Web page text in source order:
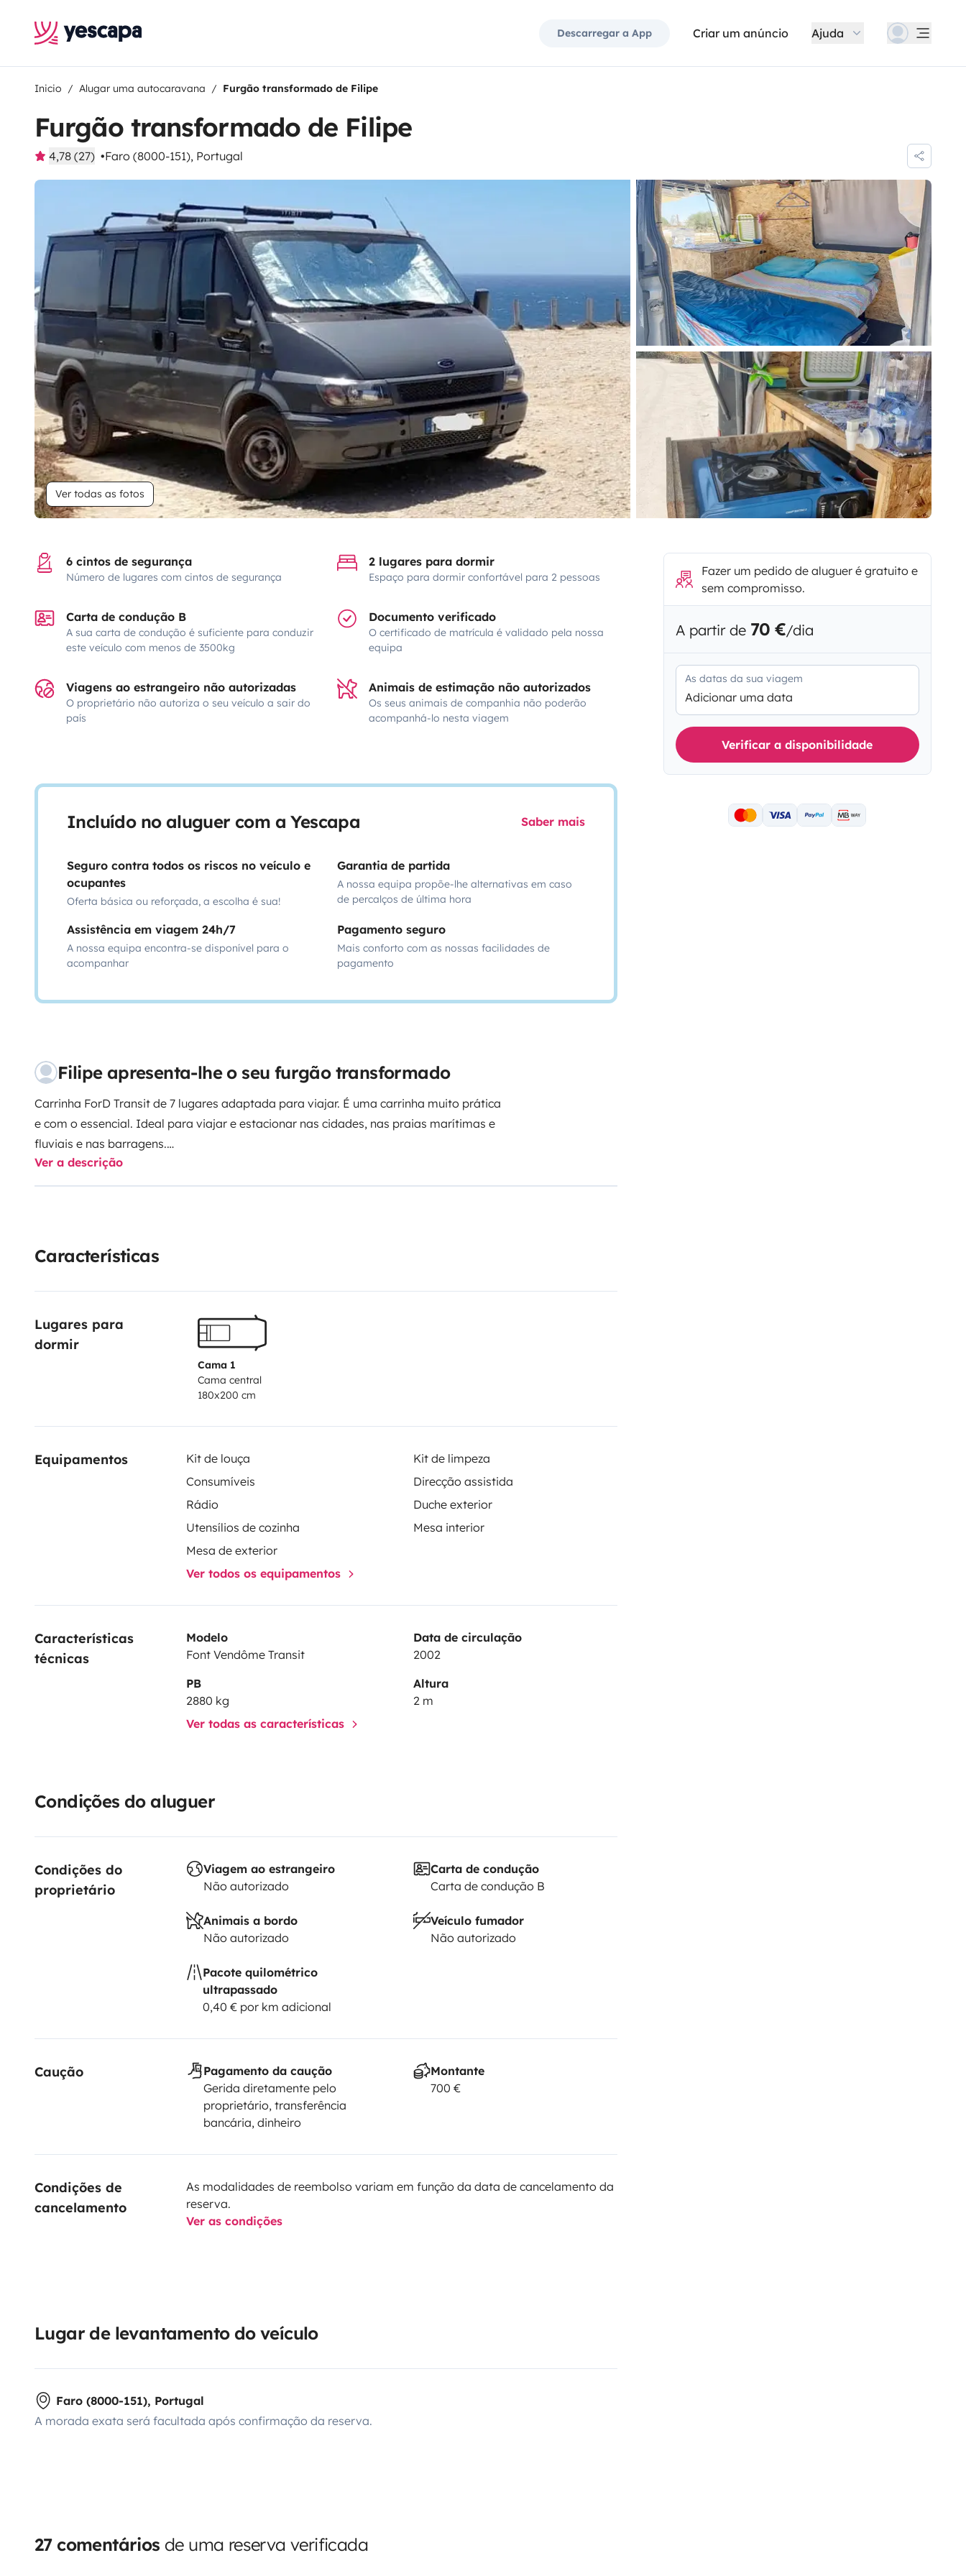
Descarregar a App Criar um anúncio Ajuda
Inicio Alugar uma autocaravana Furgão transformado de Filipe
Furgão transformado de Filipe
4,78 (27) Faro (8000-151), Portugal
Ver todas as fotos
6 cintos de segurança
Número de lugares com cintos de segurança
2 lugares para dormir
Espaço para dormir confortável para 2 pessoas
Carta de condução B
A sua carta de condução é suficiente para conduzir
este veículo com menos de 3500kg
Documento verificado
O certificado de matrícula é validado pela nossa
equipa
Viagens ao estrangeiro não autorizadas
O proprietário não autoriza o seu veículo a sair do
país
Animais de estimação não autorizados
Os seus animais de companhia não poderão
acompanhá-lo nesta viagem
Incluído no aluguer com a Yescapa Saber mais
Seguro contra todos os riscos no veículo e
ocupantes
Oferta básica ou reforçada, a escolha é sua!
Garantia de partida
A nossa equipa propõe-lhe alternativas em caso
de percalços de última hora
Assistência em viagem 24h/7
A nossa equipa encontra-se disponível para o
acompanhar
Pagamento seguro
Mais conforto com as nossas facilidades de
pagamento
Filipe apresenta-lhe o seu furgão transformado
Carrinha ForD Transit de 7 lugares adaptada para viajar. É uma carrinha muito prática
e com o essencial. Ideal para viajar e estacionar nas cidades, nas praias marítimas e
fluviais e nas barragens.
Ver a descrição
Características
Lugares para
dormir
Cama 1
Cama central
180x200 cm
Equipamentos Kit de louça
Kit de limpeza
Consumíveis
Direcção assistida
Rádio
Duche exterior
Utensílios de cozinha
Mesa interior
Mesa de exterior
Ver todos os equipamentos
Características
técnicas
Modelo
Font Vendôme Transit
Data de circulação
2002
PB
2880 kg
Altura
2 m
Ver todas as características
Condições do aluguer
Condições do
proprietário
Viagem ao estrangeiro
Não autorizado
Carta de condução
Carta de condução B
Animais a bordo
Não autorizado
Veículo fumador
Não autorizado
Pacote quilométrico
ultrapassado
0,40 € por km adicional
Caução
Pagamento da caução
Gerida diretamente pelo
proprietário, transferência
bancária, dinheiro
Montante
700 €
Condições de
cancelamento
As modalidades de reembolso variam em função da data de cancelamento da
reserva.
Ver as condições
Lugar de levantamento do veículo
Faro (8000-151), Portugal
A morada exata será facultada após confirmação da reserva.
27 comentários de uma reserva verificada
Fazer um pedido de aluguer é gratuito e
sem compromisso.
A partir de 70 €/dia
As datas da sua viagem
Adicionar uma data
Verificar a disponibilidade